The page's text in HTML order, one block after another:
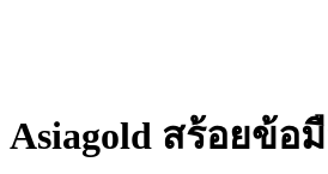
Asiagold สร้อยข้อ